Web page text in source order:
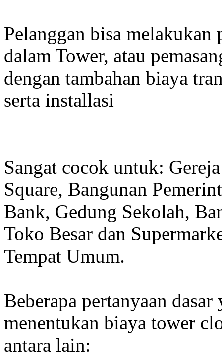
Pelanggan bisa melakukan
dalam Tower, atau
dengan tambahan biaya
serta installasi
Sangat cocok untuk:
Square, Bangunan
Bank, Gedung Sekolah,
Toko Besar dan
Tempat Umum.
Beberapa pertanyaan
menentukan biaya tower
antara lain: